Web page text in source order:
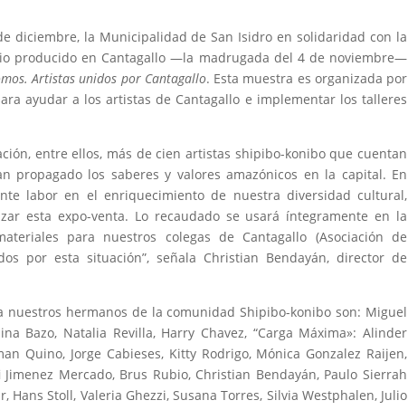
diciembre, la Municipalidad de San Isidro en solidaridad con la
producido en Cantagallo ―la madrugada del 4 de noviembre―
Artistas unidos por Cantagallo. Esta muestra es organizada por
ayudar a los artistas de Cantagallo e implementar los talleres
entre ellos, más de cien artistas shipibo-konibo que cuentan
los saberes y valores amazónicos en la capital. En
labor en el enriquecimiento de nuestra diversidad cultural,
esta expo-venta. Lo recaudado se usará íntegramente en la
para nuestros colegas de Cantagallo (Asociación de
por esta situación”, señala Christian Bendayán, director de
hermanos de la comunidad Shipibo-konibo son: Miguel
Bazo, Natalia Revilla, Harry Chavez, “Carga Máxima»: Alinder
Quino, Jorge Cabieses, Kitty Rodrigo, Mónica Gonzalez Raijen,
Mercado, Brus Rubio, Christian Bendayán, Paulo Sierrah
Hans Stoll, Valeria Ghezzi, Susana Torres, Silvia Westphalen, Julio